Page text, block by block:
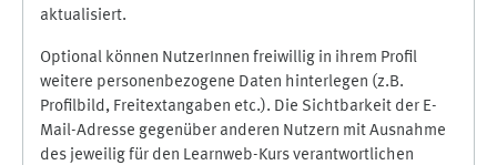
aktualisiert.
Optional können NutzerInnen freiwillig in ihrem Profil
weitere personenbezogene Daten hinterlegen (z.B.
Profilbild, Freitextangaben etc.). Die Sichtbarkeit der E-
Mail-Adresse gegenüber anderen Nutzern mit Ausnahme
des jeweilig für den Learnweb-Kurs verantwortlichen